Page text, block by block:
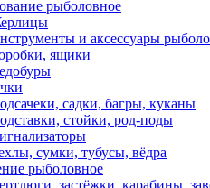
рыболовное
и аксессуары
ящики
садки, багры, куканы
стойки, род-поды
сумки, тубусы, вёдра
рыболовное
застёжки, карабины,